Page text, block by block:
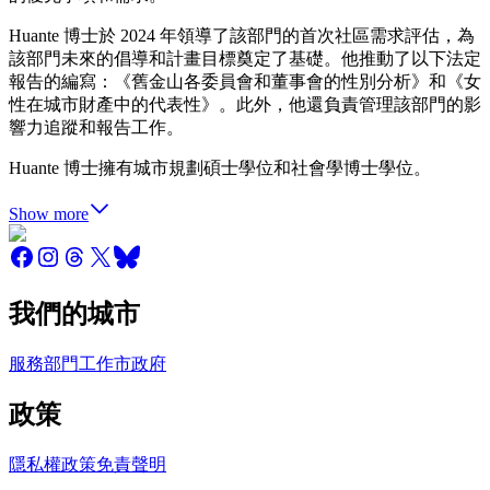
Huante 博士於 2024 年領導了該部門的首次社區需求評估，為
該部門未來的倡導和計畫目標奠定了基礎。他推動了以下法定
報告的編寫：《舊金山各委員會和董事會的性別分析》和《女
性在城市財產中的代表性》。此外，他還負責管理該部門的影
響力追蹤和報告工作。
Huante 博士擁有城市規劃碩士學位和社會學博士學位。
Show more
我們的城市
服務部門工作市政府
政策
隱私權政策免責聲明